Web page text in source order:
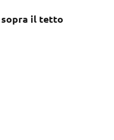
sopra il tetto